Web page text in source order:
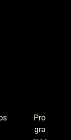
Pro
gra